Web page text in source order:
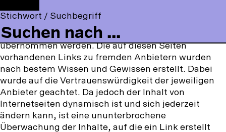
t
o
m
m
e
n
u
o
l
l
o
w
u
s
o
n
:
a
c
e
b
o
o
k
o
u
T
u
b
e
n
s
t
a
g
r
a
m
Stichwort / Suchbegriff
Eine Haftung oder Garantie für die Aktualität,
Richtigkeit und Vollständigkeit der zur Verfügung
gestellten Informationen kann daher nicht
übernommen werden. Die auf diesen Seiten
vorhandenen Links zu fremden Anbietern wurden
nach bestem Wissen und Gewissen erstellt. Dabei
wurde auf die Vertrauenswürdigkeit der jeweiligen
Anbieter geachtet. Da jedoch der Inhalt von
Internetseiten dynamisch ist und sich jederzeit
ändern kann, ist eine ununterbrochene
Überwachung der Inhalte, auf die ein Link erstellt